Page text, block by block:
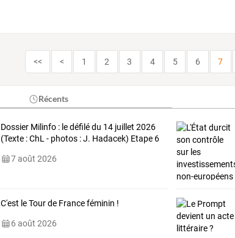
<< < 1 2 3 4 5 6 7
Récents
Dossier Milinfo : le défilé du 14 juillet 2026
(Texte : ChL - photos : J. Hadacek) Etape 6
7 août 2026
C'est le Tour de France féminin !
6 août 2026